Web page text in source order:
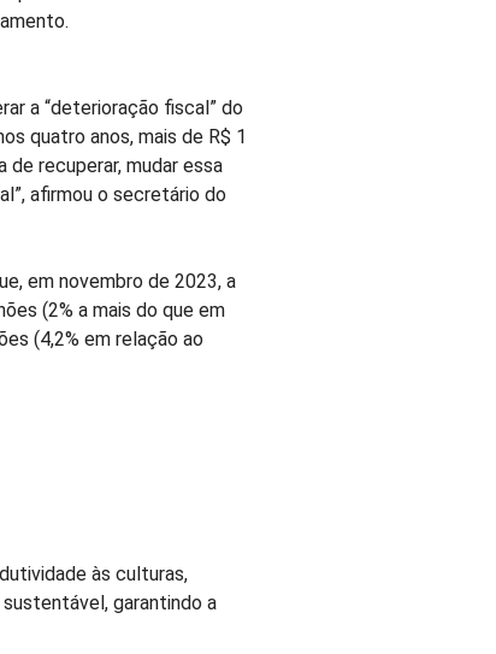
a “deterioração fiscal” do
quatro anos, mais de R$ 1
de recuperar, mudar essa
afirmou o secretário do
em novembro de 2023, a
(2% a mais do que em
(4,2% em relação ao
às culturas,
garantindo a